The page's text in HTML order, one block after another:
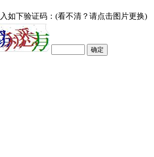
如下验证码：(看不清？请点击图片更换)